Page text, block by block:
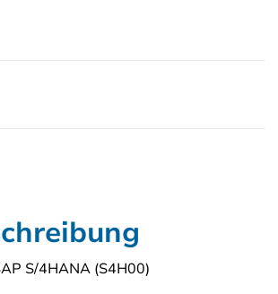
S/4HANA (S4H00)